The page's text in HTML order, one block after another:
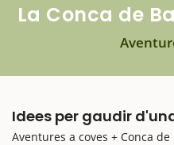
La Conca de
Idees per gaudir
Aventures a coves + Conca